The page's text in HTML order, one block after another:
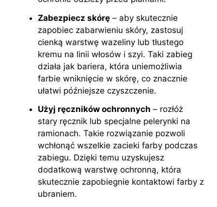
Zabezpiecz skórę – aby skutecznie
zapobiec zabarwieniu skóry, zastosuj
cienką warstwę wazeliny lub tłustego
kremu na linii włosów i szyi. Taki zabieg
działa jak bariera, która uniemożliwia
farbie wniknięcie w skórę, co znacznie
ułatwi późniejsze czyszczenie.
Użyj ręczników ochronnych – rozłóż
stary ręcznik lub specjalne pelerynki na
ramionach. Takie rozwiązanie pozwoli
wchłonąć wszelkie zacieki farby podczas
zabiegu. Dzięki temu uzyskujesz
dodatkową warstwę ochronną, która
skutecznie zapobiegnie kontaktowi farby z
ubraniem.